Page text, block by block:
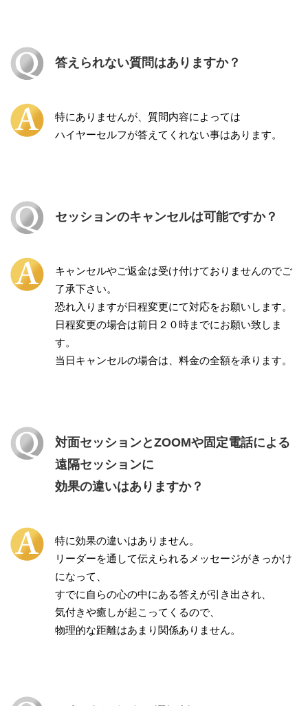
答えられない質問はありますか？
特にありませんが、質問内容によっては
ハイヤーセルフが答えてくれない事はあります。
セッションのキャンセルは可能ですか？
キャンセルやご返金は受け付けておりませんのでご
了承下さい。
恐れ入りますが日程変更にて対応をお願いします。
日程変更の場合は前日２０時までにお願い致しま
す。
当日キャンセルの場合は、料金の全額を承ります。
対面セッションとZOOMや固定電話による
遠隔セッションに
効果の違いはありますか？
特に効果の違いはありません。
リーダーを通して伝えられるメッセージがきっかけ
になって、
すでに自らの心の中にある答えが引き出され、
気付きや癒しが起こってくるので、
物理的な距離はあまり関係ありません。